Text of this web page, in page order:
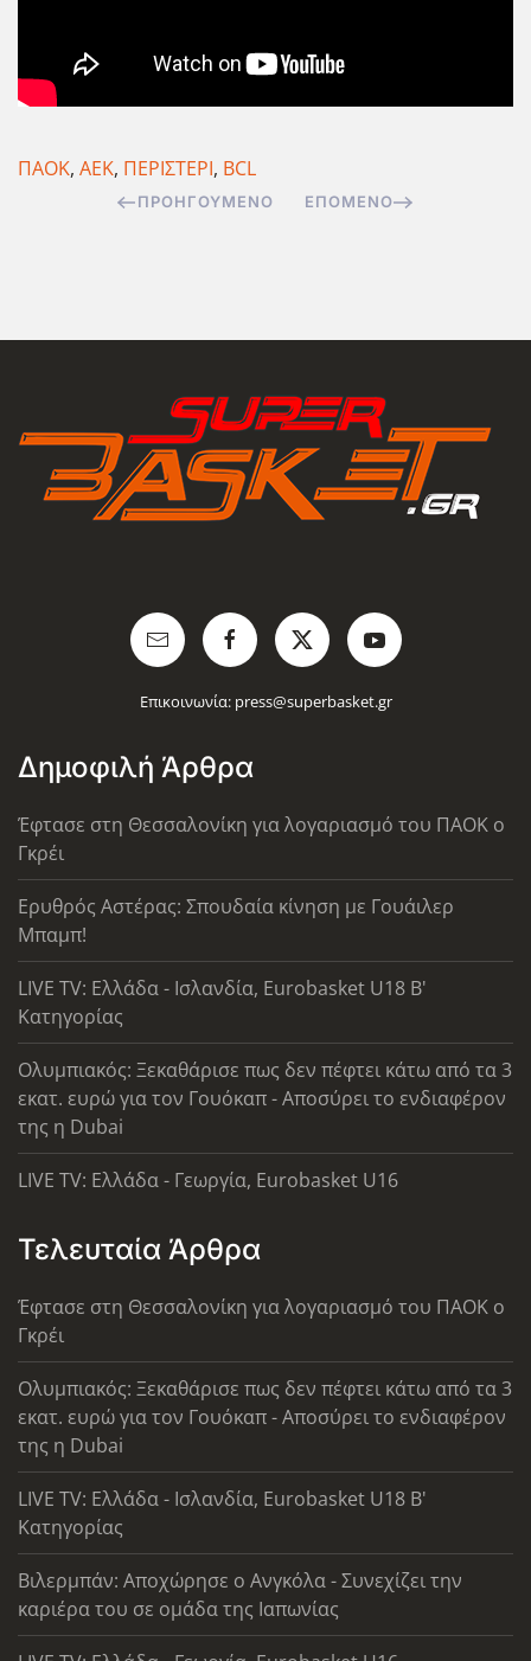
ΠΑΟΚ, ΑΕΚ, ΠΕΡΙΣΤΕΡΙ, BCL
ΠΡΟΗΓΟΎΜΕΝΟ ΕΠΌΜΕΝΟ
Επικοινωνία: press@superbasket.gr
Δημοφιλή Άρθρα
Έφτασε στη Θεσσαλονίκη για λογαριασμό του ΠΑΟΚ ο
Γκρέι
Ερυθρός Αστέρας: Σπουδαία κίνηση με Γουάιλερ
Μπαμπ!
LIVE TV: Ελλάδα - Ισλανδία, Eurobasket U18 Β'
Κατηγορίας
Ολυμπιακός: Ξεκαθάρισε πως δεν πέφτει κάτω από τα 3
εκατ. ευρώ για τον Γουόκαπ - Αποσύρει το ενδιαφέρον
της η Dubai
LIVE TV: Ελλάδα - Γεωργία, Eurobasket U16
Τελευταία Άρθρα
Έφτασε στη Θεσσαλονίκη για λογαριασμό του ΠΑΟΚ ο
Γκρέι
Ολυμπιακός: Ξεκαθάρισε πως δεν πέφτει κάτω από τα 3
εκατ. ευρώ για τον Γουόκαπ - Αποσύρει το ενδιαφέρον
της η Dubai
LIVE TV: Ελλάδα - Ισλανδία, Eurobasket U18 Β'
Κατηγορίας
Βιλερμπάν: Αποχώρησε ο Ανγκόλα - Συνεχίζει την
καριέρα του σε ομάδα της Ιαπωνίας